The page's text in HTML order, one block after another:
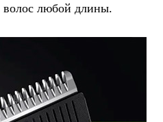
любой длины.